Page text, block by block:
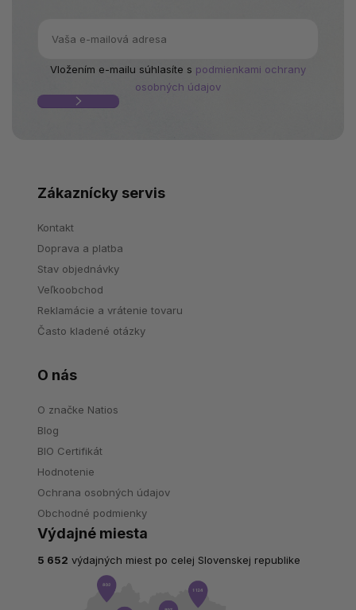
Vložením e-mailu súhlasíte s podmienkami ochrany
osobných údajov
Zákaznícky servis
Kontakt
Doprava a platba
Stav objednávky
Veľkoobchod
Reklamácie a vrátenie tovaru
Často kladené otázky
O nás
O značke Natios
Blog
BIO Certifikát
Hodnotenie
Ochrana osobných údajov
Obchodné podmienky
Výdajné miesta
5 652 výdajných miest po celej Slovenskej republike